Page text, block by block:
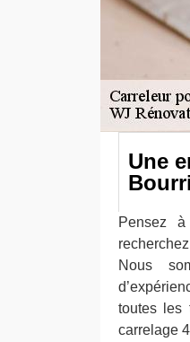
Une
Pensez
Nous
toutes les
carrelage